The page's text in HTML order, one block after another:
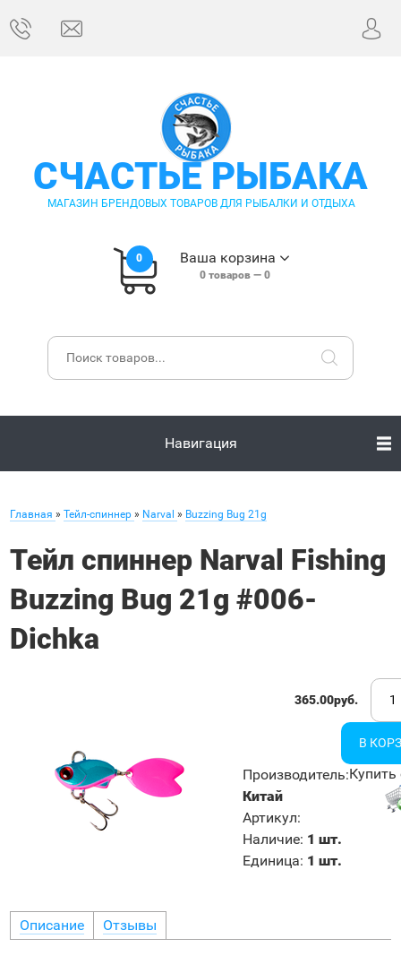
СЧАСТЬЕ РЫБАКА
МАГАЗИН БРЕНДОВЫХ ТОВАРОВ ДЛЯ РЫБАЛКИ И ОТДЫХА
0 Ваша корзина
0товаров — 0
Навигация
Главная » Тейл-спиннер » Narval » Buzzing Bug 21g
Тейл спиннер Narval Fishing
Buzzing Bug 21g #006-
Dichka
365.00руб.
Производитель:
Китай
Артикул:
Наличие: 1 шт.
Единица: 1 шт.
Купить
Описание Отзывы